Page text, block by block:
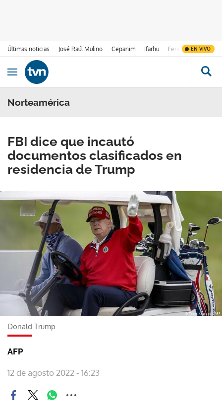
Últimas noticias José Raúl Mulino Cepanim Ifarhu Fenómeno de El
EN VIVO
Ir al contenido
Obrir navegació
Norteamérica
FBI dice que incautó
documentos clasificados en
residencia de Trump
Donald Trump
AFP
12 de agosto 2022 - 16:23